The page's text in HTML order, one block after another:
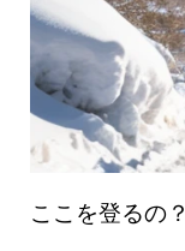
ここを登るの？